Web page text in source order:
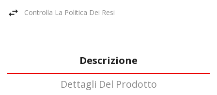
Controlla La Politica Dei Resi
Descrizione
Dettagli Del Prodotto